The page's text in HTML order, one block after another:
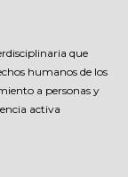
que
humanos de los
a personas y
activa